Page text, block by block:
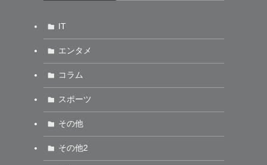
IT
エンタメ
コラム
スポーツ
その他
その他2